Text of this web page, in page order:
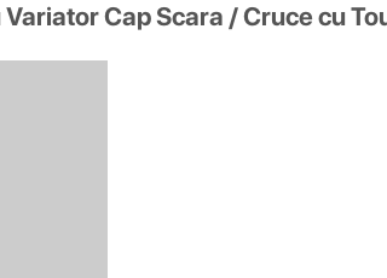
Cap Scara / Cruce cu